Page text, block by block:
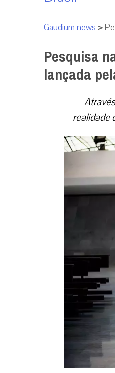
Gaudium news >
Pesquisa
lançada
realidade